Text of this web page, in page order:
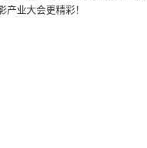
产业大会更精彩！